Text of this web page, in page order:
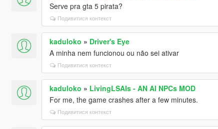
Serve pra gta 5 pirata?
Подивитися контекст
kaduloko » Driver's Eye
A minha nem funcionou ou não sei ativar
Подивитися контекст
kaduloko » LivingLSAIs - AN AI NPCs MOD
For me, the game crashes after a few minutes.
Подивитися контекст